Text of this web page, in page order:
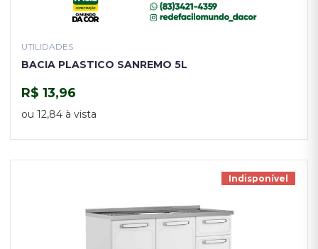
UTILIDADES
BACIA PLASTICO SANREMO 5L
R$ 13,96
ou 12,84 à vista
Indisponível